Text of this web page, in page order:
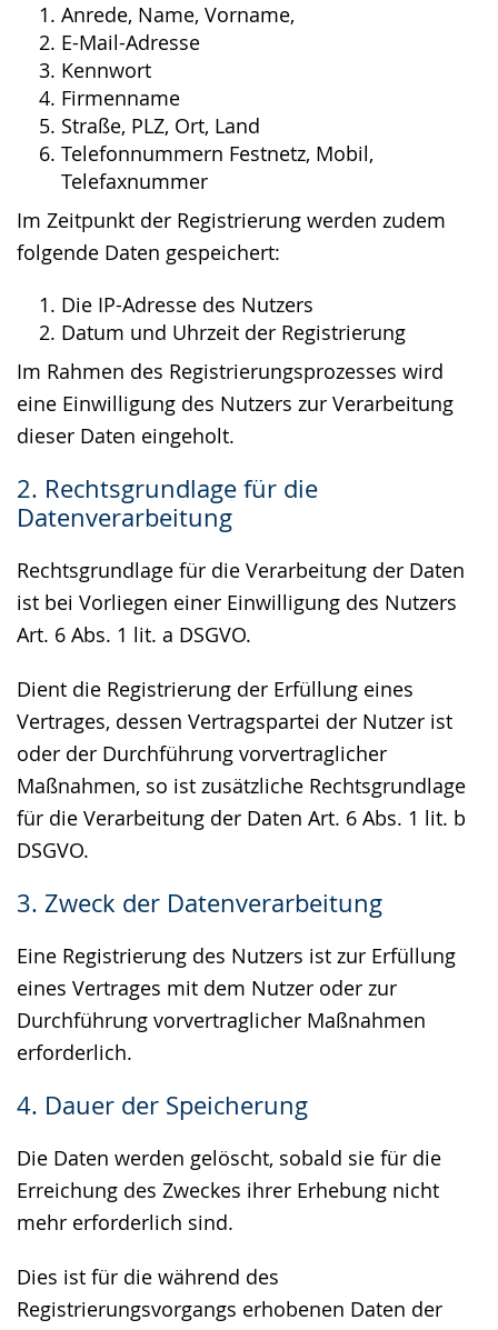
Anrede, Name, Vorname,
E-Mail-Adresse
Kennwort
Firmenname
Straße, PLZ, Ort, Land
Telefonnummern Festnetz, Mobil,
Telefaxnummer
Im Zeitpunkt der Registrierung werden zudem
folgende Daten gespeichert:
Die IP-Adresse des Nutzers
Datum und Uhrzeit der Registrierung
Im Rahmen des Registrierungsprozesses wird
eine Einwilligung des Nutzers zur Verarbeitung
dieser Daten eingeholt.
2. Rechtsgrundlage für die
Datenverarbeitung
Rechtsgrundlage für die Verarbeitung der Daten
ist bei Vorliegen einer Einwilligung des Nutzers
Art. 6 Abs. 1 lit. a DSGVO.
Dient die Registrierung der Erfüllung eines
Vertrages, dessen Vertragspartei der Nutzer ist
oder der Durchführung vorvertraglicher
Maßnahmen, so ist zusätzliche Rechtsgrundlage
für die Verarbeitung der Daten Art. 6 Abs. 1 lit. b
DSGVO.
3. Zweck der Datenverarbeitung
Eine Registrierung des Nutzers ist zur Erfüllung
eines Vertrages mit dem Nutzer oder zur
Durchführung vorvertraglicher Maßnahmen
erforderlich.
4. Dauer der Speicherung
Die Daten werden gelöscht, sobald sie für die
Erreichung des Zweckes ihrer Erhebung nicht
mehr erforderlich sind.
Dies ist für die während des
Registrierungsvorgangs erhobenen Daten der